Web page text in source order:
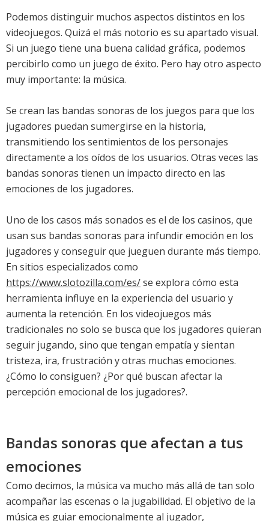
Podemos distinguir muchos aspectos distintos en los
videojuegos. Quizá el más notorio es su apartado visual.
Si un juego tiene una buena calidad gráfica, podemos
percibirlo como un juego de éxito. Pero hay otro aspecto
muy importante: la música.
Se crean las bandas sonoras de los juegos para que los
jugadores puedan sumergirse en la historia,
transmitiendo los sentimientos de los personajes
directamente a los oídos de los usuarios. Otras veces las
bandas sonoras tienen un impacto directo en las
emociones de los jugadores.
Uno de los casos más sonados es el de los casinos, que
usan sus bandas sonoras para infundir emoción en los
jugadores y conseguir que jueguen durante más tiempo.
En sitios especializados como
https://www.slotozilla.com/es/se explora cómo esta
herramienta influye en la experiencia del usuario y
aumenta la retención. En los videojuegos más
tradicionales no solo se busca que los jugadores quieran
seguir jugando, sino que tengan empatía y sientan
tristeza, ira, frustración y otras muchas emociones.
¿Cómo lo consiguen? ¿Por qué buscan afectar la
percepción emocional de los jugadores?.
Bandas sonoras que afectan a tus
emociones
Como decimos, la música va mucho más allá de tan solo
acompañar las escenas o la jugabilidad. El objetivo de la
música es guiar emocionalmente al jugador,